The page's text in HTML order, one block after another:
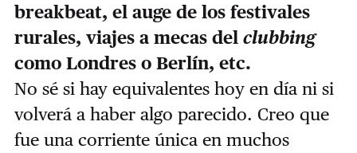
breakbeat, el auge de los festivales
rurales, viajes a mecas del clubbing
como Londres o Berlín, etc.
No sé si hay equivalentes hoy en día ni si
volverá a haber algo parecido. Creo que
fue una corriente única en muchos